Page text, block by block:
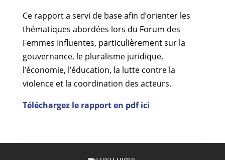
Ce rapport a servi de base afin d’orienter les
thématiques abordées lors du Forum des
Femmes Influentes, particulièrement sur la
gouvernance, le pluralisme juridique,
l’économie, l’éducation, la lutte contre la
violence et la coordination des acteurs.
Téléchargez le rapport en pdf ici